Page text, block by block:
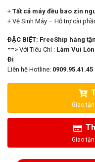
+ Tất cả máy đều bao zin
+ Vệ Sinh Máy – Hỗ trợ cài
ĐẶC BIỆT: FreeShip hàng
==> Với Tiêu Chí : Làm Vui
Đi
Liên hệ Hotline: 0909.95.41.45